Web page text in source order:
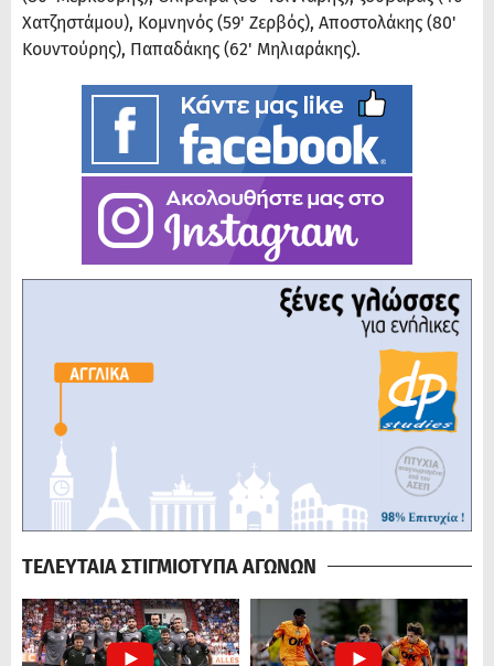
Χατζηστάμου), Κομνηνός (59' Ζερβός), Αποστολάκης (80'
Κουντούρης), Παπαδάκης (62' Μηλιαράκης).
ΤΕΛΕΥΤΑΙΑ ΣΤΙΓΜΙΟΤΥΠΑ ΑΓΩΝΩΝ